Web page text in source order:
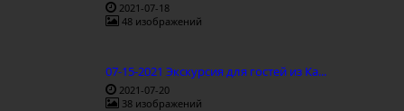
2021-07-18
48 изображений
07-15-2021 Экскурсия для гостей из Ка...
2021-07-20
38 изображений